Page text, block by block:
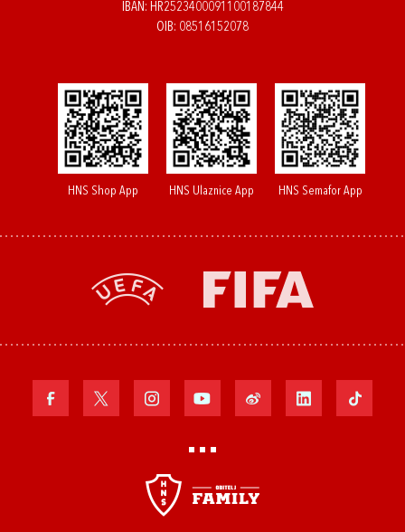
IBAN: HR2523400091100187844
OIB: 08516152078
HNS Shop App HNS Ulaznice App HNS Semafor App